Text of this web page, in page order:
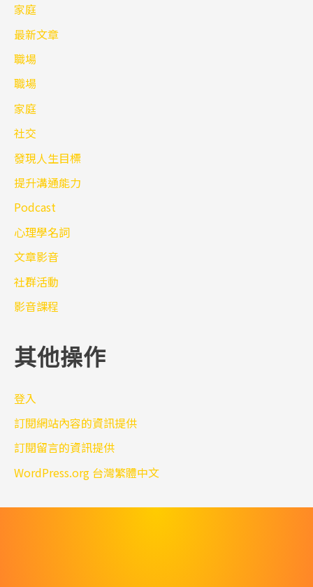
家庭
最新文章
職場
職場
家庭
社交
發現人生目標
提升溝通能力
Podcast
心理學名詞
文章影音
社群活動
影音課程
其他操作
登入
訂閱網站內容的資訊提供
訂閱留言的資訊提供
WordPress.org 台灣繁體中文